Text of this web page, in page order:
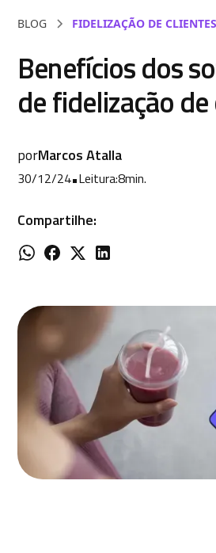
BLOG FIDELIZAÇÃO DE CLIENTES
Benefícios dos
de fidelização
porMarcos Atalla
30/12/24•Leitura:8min.
Compartilhe: